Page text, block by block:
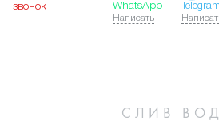
звонок
WhatsApp
Написать
Telegram
СЛИВ